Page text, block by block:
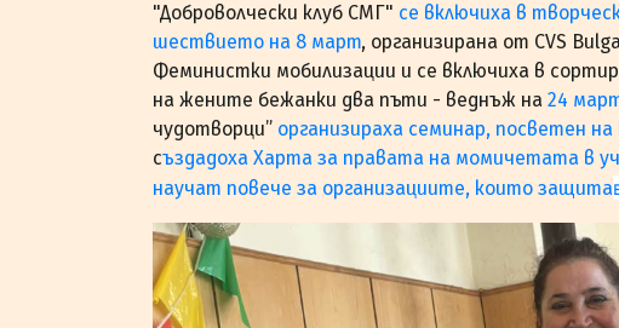
"Доброволчески клуб СМГ" се включиха в
шествието на 8 март, организирана от CVS
Феминистки мобилизации и се включиха в
на жените бежанки два пъти - веднъж на 24
чудотворци” организираха семинар, посветен
създадоха Харта за правата на момичетата в
научат повече за организациите, които защита